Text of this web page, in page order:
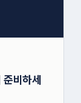
비하세